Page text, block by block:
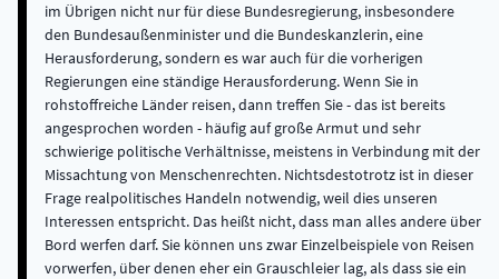
im Übrigen nicht nur für diese Bundesregierung, insbesondere
den Bundesaußenminister und die Bundeskanzlerin, eine
Herausforderung, sondern es war auch für die vorherigen
Regierungen eine ständige Herausforderung. Wenn Sie in
rohstoffreiche Länder reisen, dann treffen Sie - das ist bereits
angesprochen worden - häufig auf große Armut und sehr
schwierige politische Verhältnisse, meistens in Verbindung mit der
Missachtung von Menschenrechten. Nichtsdestotrotz ist in dieser
Frage realpolitisches Handeln notwendig, weil dies unseren
Interessen entspricht. Das heißt nicht, dass man alles andere über
Bord werfen darf. Sie können uns zwar Einzelbeispiele von Reisen
vorwerfen, über denen eher ein Grauschleier lag, als dass sie ein